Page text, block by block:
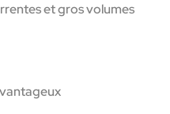
et gros volumes